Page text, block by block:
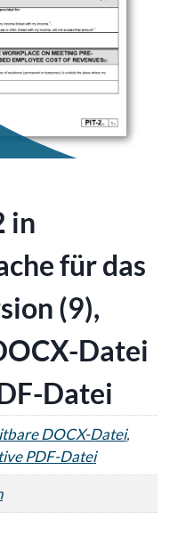
in
für das
(9),
Datei
Datei
DOCX-Datei,
PDF-Datei